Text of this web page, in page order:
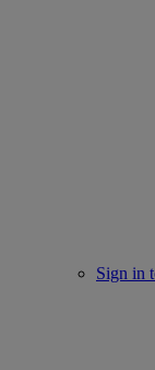
Sign in